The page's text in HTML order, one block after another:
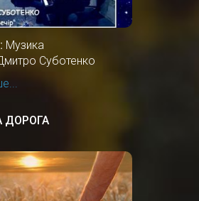
Музика
Суботенко
ДОРОГА